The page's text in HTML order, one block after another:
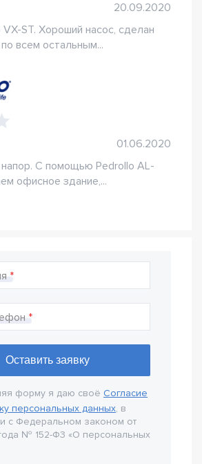
20.09.2020
ST. Хороший насос, сделан
всем остальным...
01.06.2020
С помощью Pedrollo AL-
офисное здание,...
форму я даю своё Согласие
персональных данных, в
с Федеральном законом от
№ 152-Ф3 «О персональных